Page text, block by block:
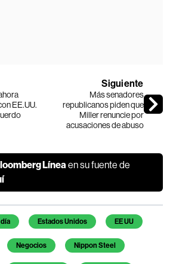
EE.UU.
Siguiente
Más senadores
republicanos piden que
Miller renuncie por
acusaciones de abuso
Línea en su fuente de
Estados Unidos EE UU
Negocios Nippon Steel